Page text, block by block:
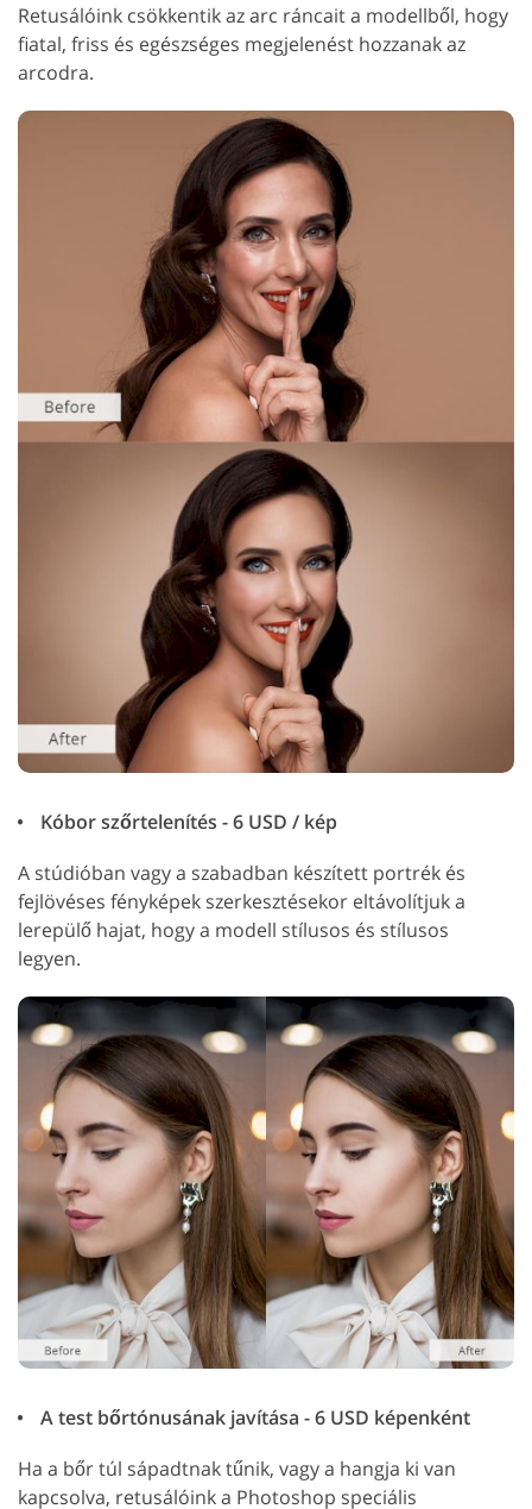
Retusálóink csökkentik az arc ráncait a modellből, hogy
fiatal, friss és egészséges megjelenést hozzanak az
arcodra.
Kóbor szőrtelenítés - 6 USD / kép
A stúdióban vagy a szabadban készített portrék és
fejlövéses fényképek szerkesztésekor eltávolítjuk a
lerepülő hajat, hogy a modell stílusos és stílusos
legyen.
A test bőrtónusának javítása - 6 USD képenként
Ha a bőr túl sápadtnak tűnik, vagy a hangja ki van
kapcsolva, retusálóink a Photoshop speciális